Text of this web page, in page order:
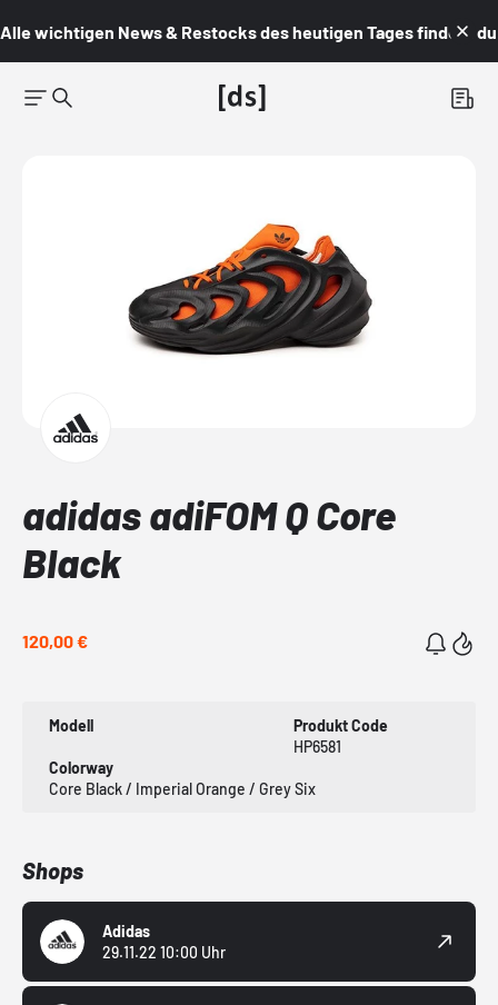
Alle wichtigen News & Restocks des heutigen Tages findest du
adidas adiFOM Q Core
Black
120,00 €
Modell
Produkt Code
HP6581
Colorway
Core Black / Imperial Orange / Grey Six
Shops
Adidas
29.11.22 10:00 Uhr